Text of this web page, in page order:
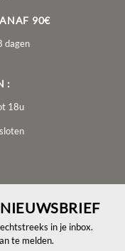
90€
dagen
:
18u
in je inbox.
te melden.